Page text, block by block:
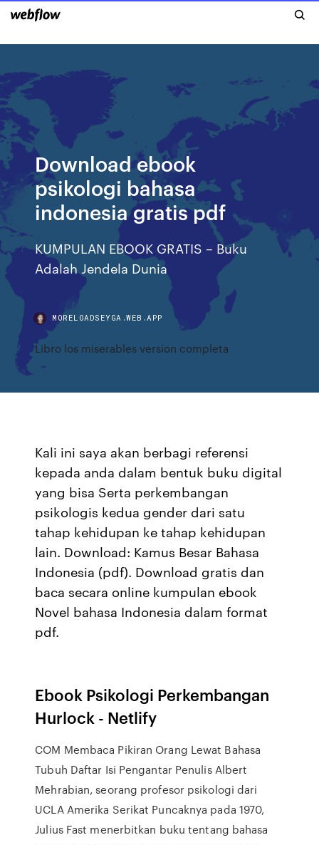
Download ebook
psikologi bahasa
indonesia gratis pdf
KUMPULAN EBOOK GRATIS – Buku
Adalah Jendela Dunia
MORELOADSEYGA.WEB.APP
Libro los miserables version completa
Kali ini saya akan berbagi referensi
kepada anda dalam bentuk buku digital
yang bisa Serta perkembangan
psikologis kedua gender dari satu
tahap kehidupan ke tahap kehidupan
lain. Download: Kamus Besar Bahasa
Indonesia (pdf). Download gratis dan
baca secara online kumpulan ebook
Novel bahasa Indonesia dalam format
pdf.
Ebook Psikologi Perkembangan
Hurlock - Netlify
COM Membaca Pikiran Orang Lewat Bahasa
Tubuh Daftar Isi Pengantar Penulis Albert
Mehrabian, seorang profesor psikologi dari
UCLA Amerika Serikat Puncaknya pada 1970,
Julius Fast menerbitkan buku tentang bahasa